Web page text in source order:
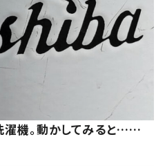
機。動かしてみると……